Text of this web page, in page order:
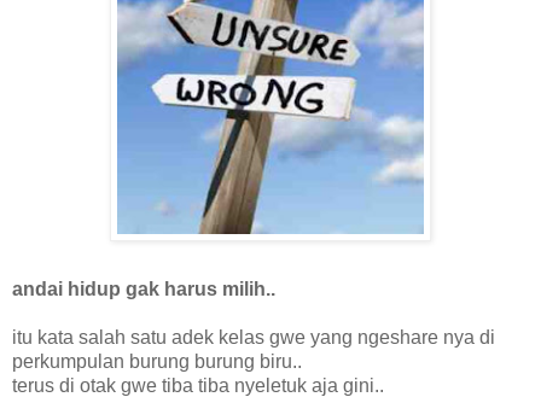
andai hidup gak harus milih..
itu kata salah satu adek kelas gwe yang ngeshare nya di
perkumpulan burung burung biru..
terus di otak gwe tiba tiba nyeletuk aja gini..